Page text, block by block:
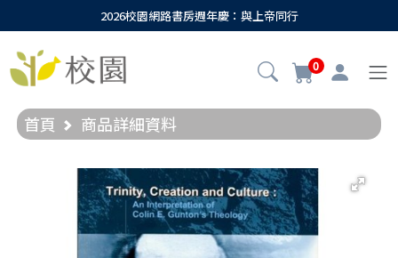
2026校園網路書房週年慶：與上帝同行
0
首頁 商品詳細資料